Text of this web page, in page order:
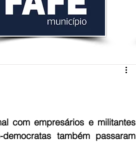
com empresários e militantes
também passaram